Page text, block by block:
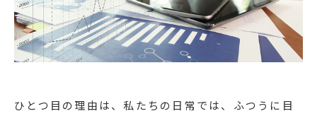
ひとつ目の理由は、私たちの日常では、ふつうに目